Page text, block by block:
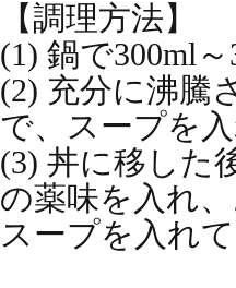
【調理方法】
(1) 鍋で300ml
(2) 充分に沸騰
で、スープを
(3) 丼に移した
の薬味を入れ
スープを入れ